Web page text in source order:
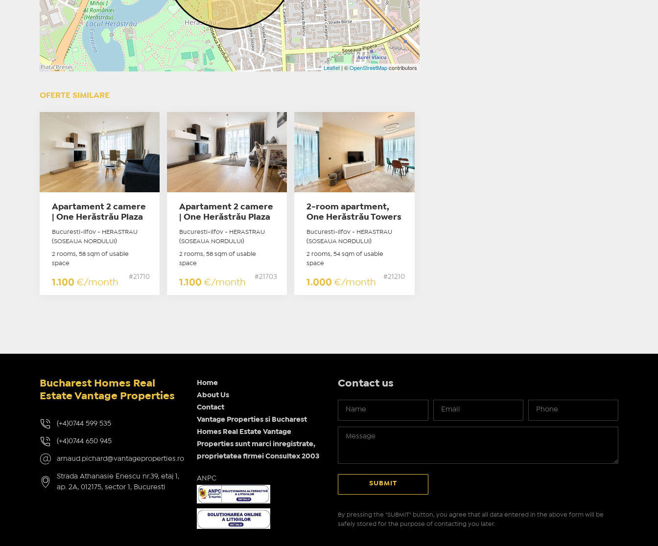
Leaflet| ©OpenStreetMapcontributors
OFERTE SIMILARE
Apartament 2 camere
| One Herăstrău Plaza
Bucuresti-Ilfov - HERASTRAU
(SOSEAUA NORDULUI)
2 rooms, 58 sqm of usable
space
1.100 €/month
#21710
Apartament 2 camere
| One Herăstrău Plaza
Bucuresti-Ilfov - HERASTRAU
(SOSEAUA NORDULUI)
2 rooms, 58 sqm of usable
space
1.100€/month
#21703
2-room apartment,
One Herăstrău Towers
Bucuresti-Ilfov - HERASTRAU
(SOSEAUA NORDULUI)
2 rooms, 54 sqm of usable
space
1.000€/month
#21210
Bucharest Homes Real
Estate Vantage Properties
(+4)0744 599 535
(+4)0744 650 945
arnaud.pichard@vantageproperties.ro
Strada Athanasie Enescu nr.39, etaj 1,
ap. 2A, 012175, sector 1, Bucuresti
Home
About Us
Contact
Vantage Properties si Bucharest
Homes Real Estate Vantage
Properties sunt marci inregistrate,
proprietatea firmei Consultex 2003
ANPC
Contact us
By pressing the "SUBMIT" button, you agree that all data entered in the above form will be
safely stored for the purpose of contacting you later.